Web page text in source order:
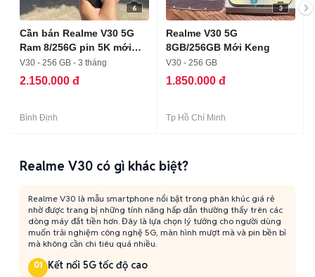
6
Cần bán Realme V30 5G
Ram 8/256G pin 5K mới
keng
V30 - 256 GB - 3 tháng
2.150.000 đ
Bình Định
3
Realme V30 5G
8GB/256GB Mới Keng
V30 - 256 GB
1.850.000 đ
Tp Hồ Chí Minh
Realme V30 có gì khác biệt?
Realme V30 là mẫu smartphone nổi bật trong phân khúc giá rẻ
nhờ được trang bị những tính năng hấp dẫn thường thấy trên các
dòng máy đắt tiền hơn. Đây là lựa chọn lý tưởng cho người dùng
muốn trải nghiệm công nghệ 5G, màn hình mượt mà và pin bền bỉ
mà không cần chi tiêu quá nhiều.
01 Kết nối 5G tốc độ cao